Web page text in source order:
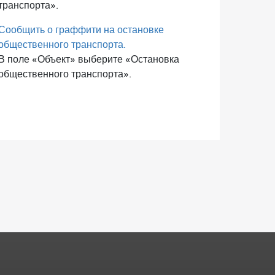
о граффити на остановке
транспорта.
В поле «Объект» выберите «Остановка
транспорта».